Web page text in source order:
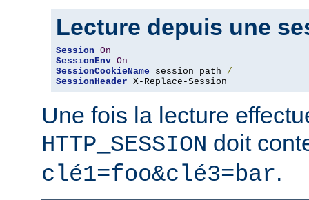
Lecture depuis une
Session On
SessionEnv On
SessionCookieName session path=/
SessionHeader X-Replace-Session
Une fois la lecture
HTTP_SESSION doit
clé1=foo&clé3=bar.